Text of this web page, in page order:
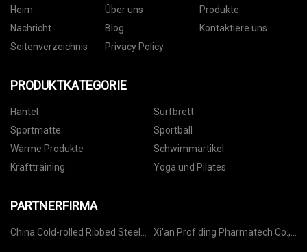
Heim Über uns
Produkte
Nachricht
Blog
Kontaktiere uns
Seitenverzeichnis
Privacy Policy
PRODUKTKATEGORIE
Hantel
Surfbrett
Sportmatte
Sportball
Warme Produkte
Schwimmartikel
Krafttraining
Yoga und Pilates
PARTNERFIRMA
China Cold-rolled Ribbed Steel
Xi'an Prof.ding Pharmatech Co.,